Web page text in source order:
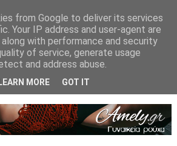
from Google to deliver its services
Your IP address and user-agent are
with performance and security
of service, generate usage
and address abuse.
LEARN MORE GOT IT